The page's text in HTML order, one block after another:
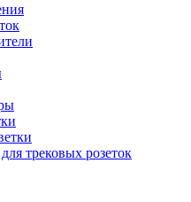
трековых розеток